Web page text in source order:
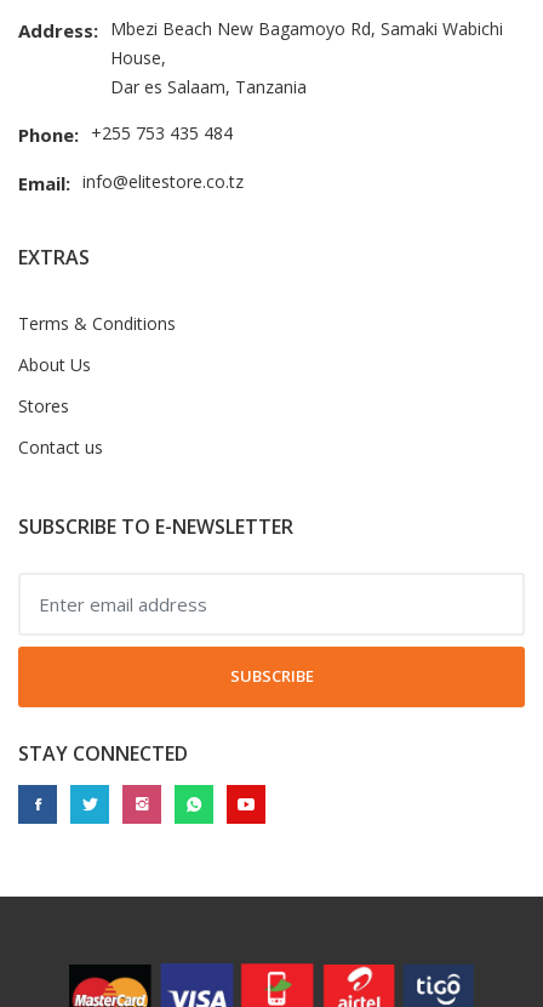
Address: Mbezi Beach New Bagamoyo Rd, Samaki Wabichi
House,
Dar es Salaam, Tanzania
Phone: +255 753 435 484
Email: info@elitestore.co.tz
EXTRAS
Terms & Conditions
About Us
Stores
Contact us
SUBSCRIBE TO E-NEWSLETTER
SUBSCRIBE
STAY CONNECTED